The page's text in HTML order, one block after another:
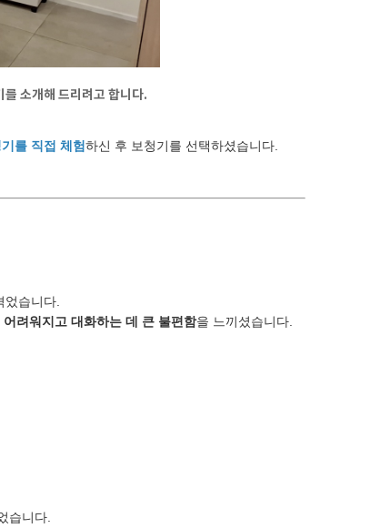
소개해 드리려고 합니다.
를 직접 체험하신 후 보청기를 선택하셨습니다.
었습니다.
려워지고 대화하는 데 큰 불편함을 느끼셨습니다.
습니다.